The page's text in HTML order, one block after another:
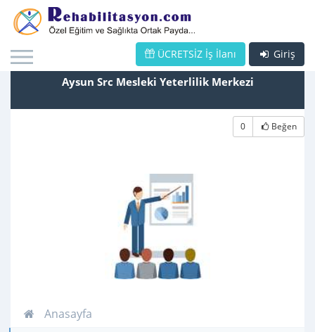
Giriş
ÜCRETSİZ İş İlanı
Aysun Src Mesleki Yeterlilik Merkezi
0 Beğen
Anasayfa